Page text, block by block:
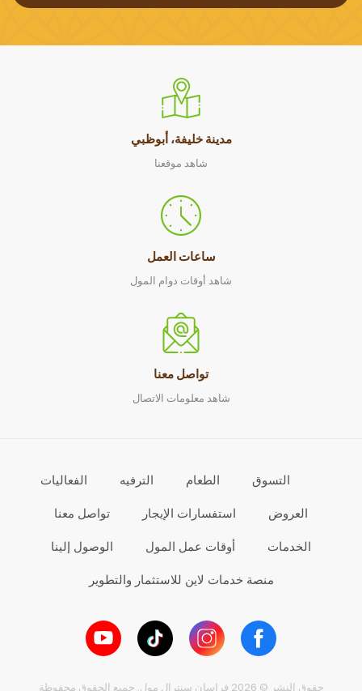
مدينة خليفة، أبوظبي
شاهد موقعنا
ساعات العمل
شاهد أوقات دوام المول
تواصل معنا
شاهد معلومات الاتصال
التسوق الطعام الترفيه
الفعاليات
العروض
استفسارات الإيجار
تواصل معنا
الخدمات
أوقات عمل المول
الوصول إلينا
منصة خدمات لاين للاستثمار والتطوير
حقوق النشر © 2026 فراسان سنترال مول. جميع الحقوق محفوظة